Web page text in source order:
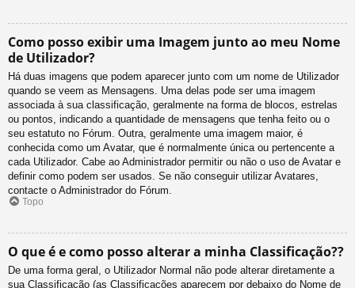
Como posso exibir uma Imagem junto ao meu Nome
de Utilizador?
Há duas imagens que podem aparecer junto com um nome de Utilizador
quando se veem as Mensagens. Uma delas pode ser uma imagem
associada à sua classificação, geralmente na forma de blocos, estrelas
ou pontos, indicando a quantidade de mensagens que tenha feito ou o
seu estatuto no Fórum. Outra, geralmente uma imagem maior, é
conhecida como um Avatar, que é normalmente única ou pertencente a
cada Utilizador. Cabe ao Administrador permitir ou não o uso de Avatar e
definir como podem ser usados. Se não conseguir utilizar Avatares,
contacte o Administrador do Fórum.
Topo
O que é e como posso alterar a minha Classificação??
De uma forma geral, o Utilizador Normal não pode alterar diretamente a
sua Classificação (as Classificações aparecem por debaixo do Nome de